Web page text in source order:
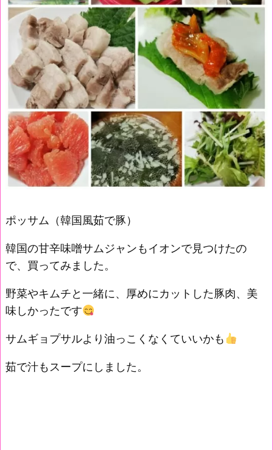
ポッサム（韓国風茹で豚）
韓国の甘辛味噌サムジャンもイオンで見つけたの
で、買ってみました。
野菜やキムチと一緒に、厚めにカットした豚肉、美
味しかったです
サムギョプサルより油っこくなくていいかも
茹で汁もスープにしました。